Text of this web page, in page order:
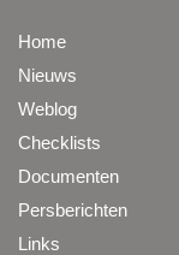
Home
Nieuws
Weblog
Checklists
Documenten
Persberichten
Links